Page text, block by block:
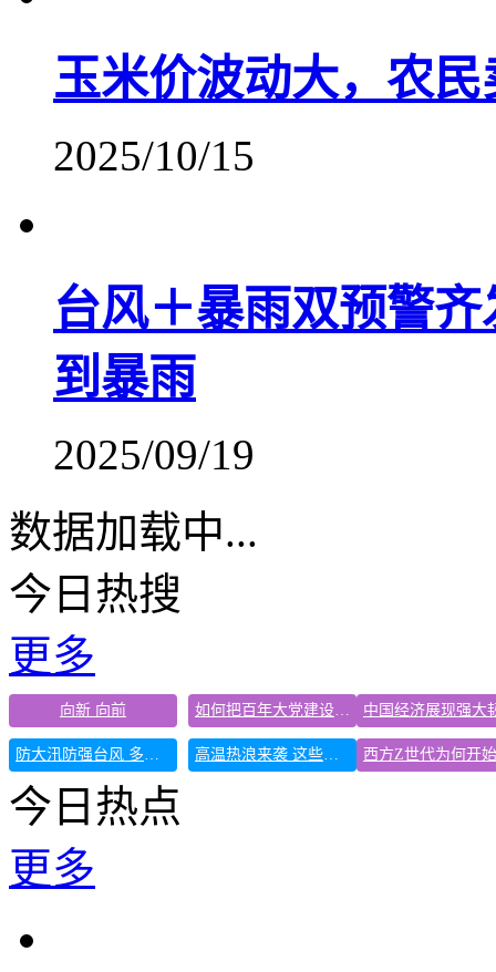
玉米价波动大，农
2025/10/15
台风＋暴雨双预警
到暴雨
2025/09/19
数据加载中...
今日热搜
更多
向新 向前 如何把百年大党建设得更加坚强有力
防大汛防强台风 多省份关键期这样做 高温热浪来袭 这些地方需注意
今日热点
更多